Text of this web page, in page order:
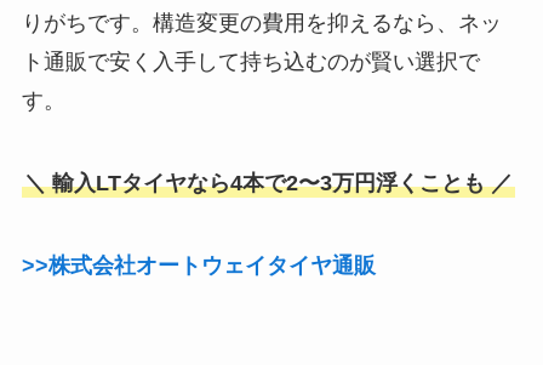
りがちです。構造変更の費用を抑えるなら、ネッ
ト通販で安く入手して持ち込むのが賢い選択で
す。
＼ 輸入LTタイヤなら4本で2〜3万円浮くことも ／
>>株式会社オートウェイタイヤ通販